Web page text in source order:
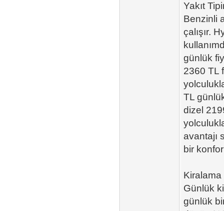
Yakıt
Benzinli
çalışır.
günlük
2360 TL
TL
dizel
avantajı
bir
Günlük
günlük